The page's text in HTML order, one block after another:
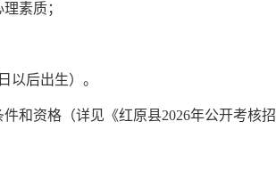
素质；
日以后出生）。
和资格（详见《红原县2026年公开考核